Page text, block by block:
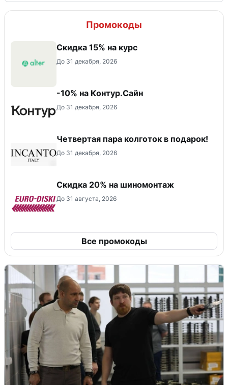
Промокоды
Скидка 15% на курс
До 31 декабря, 2026
-10% на Контур.Сайн
До 31 декабря, 2026
Четвертая пара колготок в подарок!
До 31 декабря, 2026
Скидка 20% на шиномонтаж
До 31 августа, 2026
Все промокоды